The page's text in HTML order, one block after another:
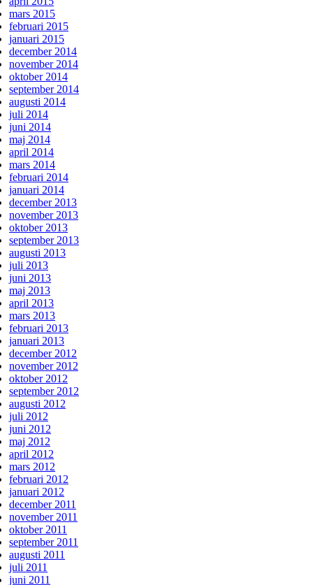
mars 2015
februari 2015
januari 2015
december 2014
november 2014
oktober 2014
september 2014
augusti 2014
juli 2014
juni 2014
maj 2014
april 2014
mars 2014
februari 2014
januari 2014
december 2013
november 2013
oktober 2013
september 2013
augusti 2013
juli 2013
juni 2013
maj 2013
april 2013
mars 2013
februari 2013
januari 2013
december 2012
november 2012
oktober 2012
september 2012
augusti 2012
juli 2012
juni 2012
maj 2012
april 2012
mars 2012
februari 2012
januari 2012
december 2011
november 2011
oktober 2011
september 2011
augusti 2011
juli 2011
juni 2011